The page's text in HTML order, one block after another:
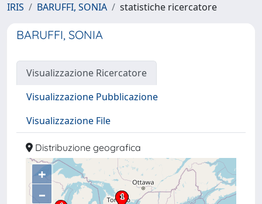
IRIS BARUFFI, SONIA statistiche ricercatore
BARUFFI, SONIA
Visualizzazione Ricercatore
Visualizzazione Pubblicazione
Visualizzazione File
Distribuzione geografica
+
–